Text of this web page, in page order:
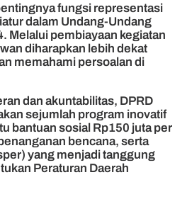
fungsi representasi
dalam Undang-Undang
Melalui pembiayaan kegiatan
diharapkan lebih dekat
memahami persoalan di
dan akuntabilitas, DPRD
sejumlah program inovatif
bantuan sosial Rp150 juta per
bencana, serta
yang menjadi tanggung
Peraturan Daerah